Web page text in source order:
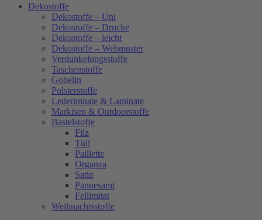
Dekostoffe
Dekostoffe – Uni
Dekostoffe – Drucke
Dekostoffe – leicht
Dekostoffe – Webmuster
Verdunkelungsstoffe
Taschenstoffe
Gobelin
Polsterstoffe
Lederimitate & Laminate
Markisen & Outdoorstoffe
Bastelstoffe
Filz
Tüll
Paillette
Organza
Satin
Pannesamt
Fellimitat
Weihnachtsstoffe